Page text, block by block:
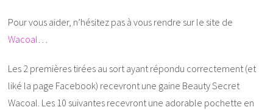
Pour vous aider, n’hésitez pas à vous rendre sur le site de
Wacoal…
Les 2 premières tirées au sort ayant répondu correctement (et
liké la page Facebook) recevront une gaine Beauty Secret
Wacoal. Les 10 suivantes recevront une adorable pochette en